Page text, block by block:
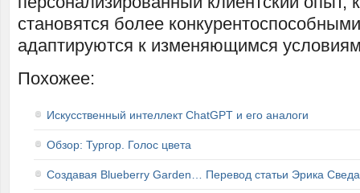
становятся более
адаптируются к изменяющимся
Похожее:
Искусственный интеллект ChatGPT и его аналоги
Обзор: Тургор. Голос цвета
Создавая Blueberry Garden… Перевод статьи Эрика